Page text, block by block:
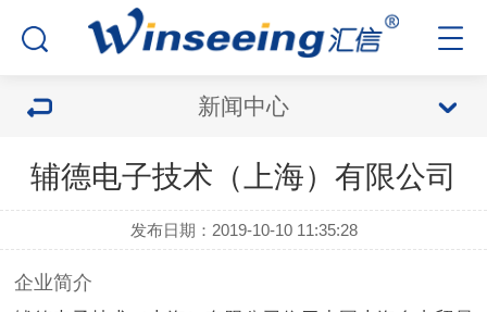
新闻中心
辅德电子技术（上海）有限公司
发布日期：2019-10-10 11:35:28
企业简介